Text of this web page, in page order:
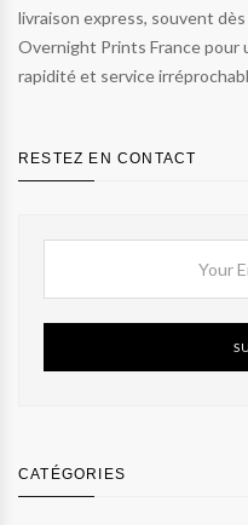
livraison express, souvent
Overnight Prints France pour
rapidité et service
RESTEZ EN CONTACT
CATÉGORIES